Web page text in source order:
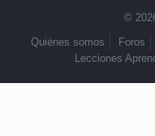
©
Quiénes somos
Foros
Lecciones